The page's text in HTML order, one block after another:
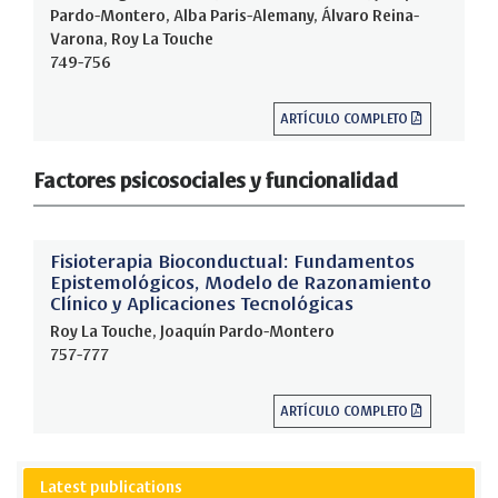
Pardo-Montero, Alba Paris-Alemany, Álvaro Reina-
Varona, Roy La Touche
749-756
ARTÍCULO COMPLETO
Factores psicosociales y funcionalidad
Fisioterapia Bioconductual: Fundamentos
Epistemológicos, Modelo de Razonamiento
Clínico y Aplicaciones Tecnológicas
Roy La Touche, Joaquín Pardo-Montero
757-777
ARTÍCULO COMPLETO
Latest publications